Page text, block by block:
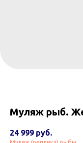
Муляж рыб.
24 999 руб.